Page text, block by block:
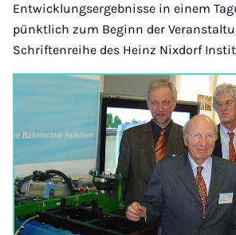
Entwicklungsergebnisse in einem
pünktlich zum Beginn der
Schriftenreihe des Heinz Nixdorf